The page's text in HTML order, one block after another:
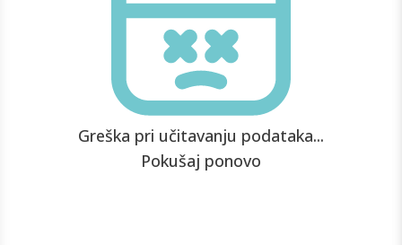
Greška pri učitavanju podataka...
Pokušaj ponovo